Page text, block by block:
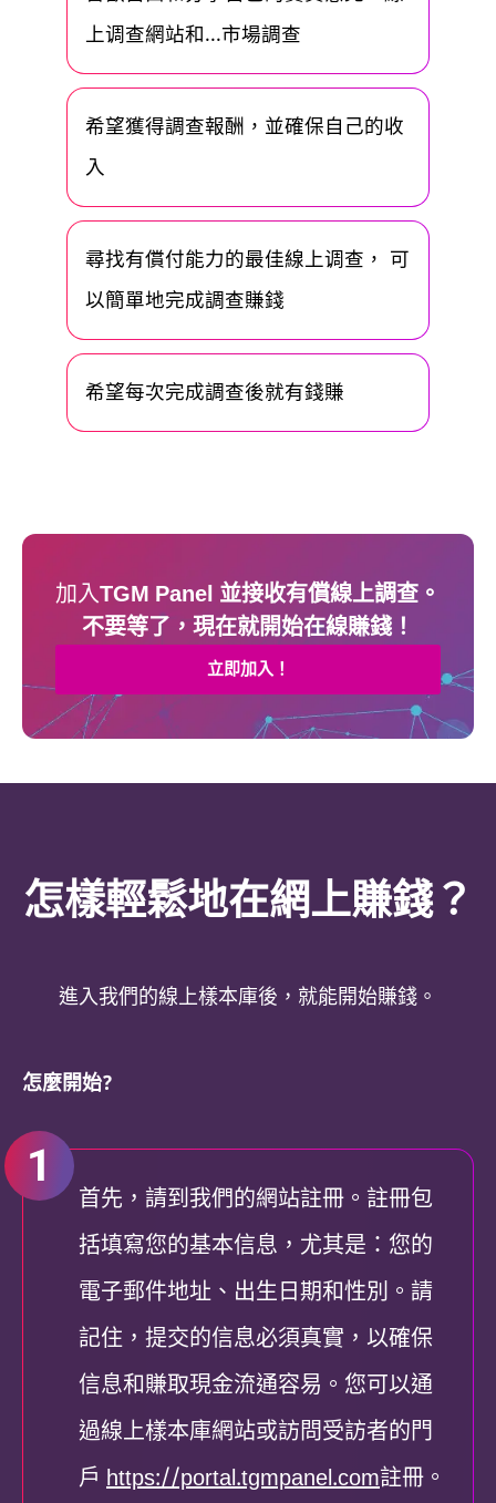
上调查網站和...市場調查
希望獲得調查報酬，並確保自己的收
入
尋找有償付能力的最佳線上调查， 可
以簡單地完成調查賺錢
希望每次完成調查後就有錢賺
加入TGM Panel 並接收有償線上調查。
不要等了，現在就開始在線賺錢！
立即加入！
怎樣輕鬆地在網上賺錢？
進入我們的線上樣本庫後，就能開始賺錢。
怎麼開始?
首先，請到我們的網站註冊。註冊包
括填寫您的基本信息，尤其是：您的
電子郵件地址、出生日期和性別。請
記住，提交的信息必須真實，以確保
信息和賺取現金流通容易。您可以通
過線上樣本庫網站或訪問受訪者的門
戶https://portal.tgmpanel.com註冊。